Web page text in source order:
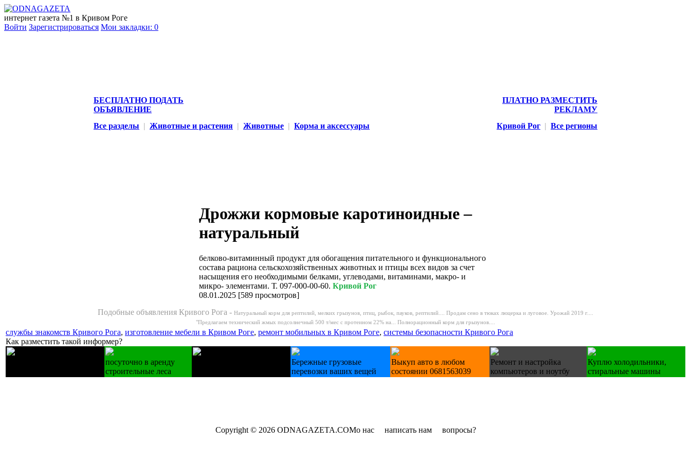
интернет газета №1 в Кривом Роге
Войти Зарегистрироваться Мои закладки: 0
БЕСПЛАТНО ПОДАТЬ
ОБЪЯВЛЕНИЕ
ПЛАТНО РАЗМЕСТИТЬ
РЕКЛАМУ
Все разделы | Животные и растения | Животные | Корма и аксессуары Кривой Рог | Все регионы
Дрожжи кормовые каротиноидные –
натуральный
белково-витаминный продукт для обогащения питательного и функционального
состава рациона сельскохозяйственных животных и птицы всех видов за счет
насыщения его необходимыми белками, углеводами, витаминами, макро- и
микро- элементами. Т. 097-000-00-60. Кривой Рог
08.01.2025 [589 просмотров]
Подобные объявления Кривого Рога - Натуральный корм для рептилий, мелких грызунов, птиц, рыбок, пауков, рептилий.... Продам сено в тюках люцерка и луговое. Урожай 2019 г....
"Предлагаем технический жмых подсолнечный 500 т/мес с протеином 22% на... Полнорационный корм для грызунов....
службы знакомств Кривого Рога, изготовление мебели в Кривом Роге, ремонт мобильных в Кривом Роге, системы безопасности Кривого Рога
Как разместить такой информер?
посуточно в аренду
строительные леса
Бережные грузовые
перевозки ваших вещей
Выкуп авто в любом
состоянии 0681563039
Ремонт и настройка
компьютеров и ноутбу
Куплю холодильники,
стиральные машины
Copyright © 2026 ODNAGAZETA.COMо нас написать нам вопросы?